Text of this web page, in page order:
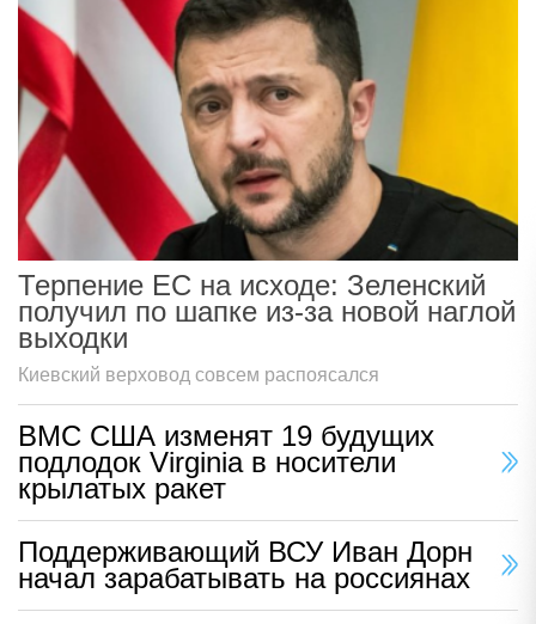
Терпение ЕС на исходе: Зеленский
получил по шапке из-за новой наглой
выходки
Киевский верховод совсем распоясался
ВМС США изменят 19 будущих
подлодок Virginia в носители
крылатых ракет
Поддерживающий ВСУ Иван Дорн
начал зарабатывать на россиянах